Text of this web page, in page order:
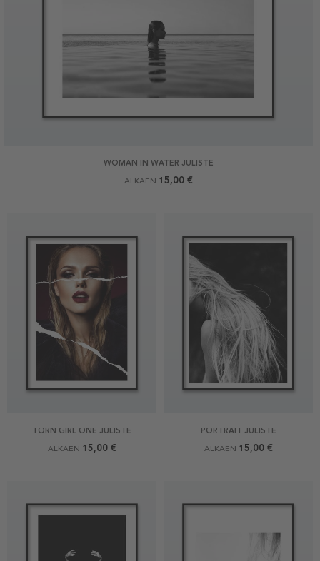
WOMAN IN WATER JULISTE
ALKAEN 15,00 €
TORN GIRL ONE JULISTE
ALKAEN 15,00 €
PORTRAIT JULISTE
ALKAEN 15,00 €